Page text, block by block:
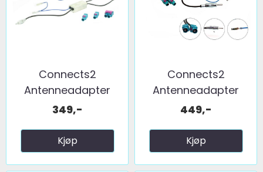
Connects2
Antenneadapter
(FM) 2 x fakra ...
349,-
Kjøp
Connects2
Antenneadapter
(FM) 2 x fakra ...
449,-
Kjøp